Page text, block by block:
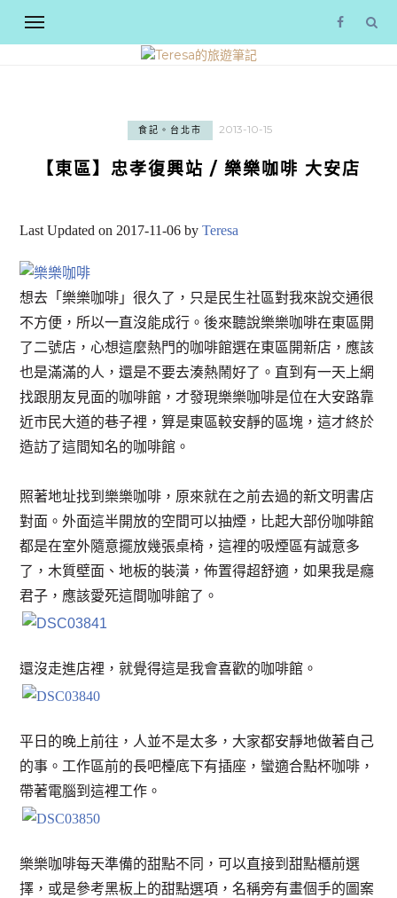
食記。台北市 2013-10-15
【東區】忠孝復興站 / 樂樂咖啡 大安店
Last Updated on 2017-11-06 byTeresa
想去「樂樂咖啡」很久了，只是民生社區對我來說交通很
不方便，所以一直沒能成行。後來聽說樂樂咖啡在東區開
了二號店，心想這麼熱門的咖啡館選在東區開新店，應該
也是滿滿的人，還是不要去湊熱鬧好了。直到有一天上網
找跟朋友見面的咖啡館，才發現樂樂咖啡是位在大安路靠
近市民大道的巷子裡，算是東區較安靜的區塊，這才終於
造訪了這間知名的咖啡館。
照著地址找到樂樂咖啡，原來就在之前去過的新文明書店
對面。外面這半開放的空間可以抽煙，比起大部份咖啡館
都是在室外隨意擺放幾張桌椅，這裡的吸煙區有誠意多
了，木質壁面、地板的裝潢，佈置得超舒適，如果我是癮
君子，應該愛死這間咖啡館了。
還沒走進店裡，就覺得這是我會喜歡的咖啡館。
平日的晚上前往，人並不是太多，大家都安靜地做著自己
的事。工作區前的長吧檯底下有插座，蠻適合點杯咖啡，
帶著電腦到這裡工作。
樂樂咖啡每天準備的甜點不同，可以直接到甜點櫃前選
擇，或是參考黑板上的甜點選項，名稱旁有畫個手的圖案